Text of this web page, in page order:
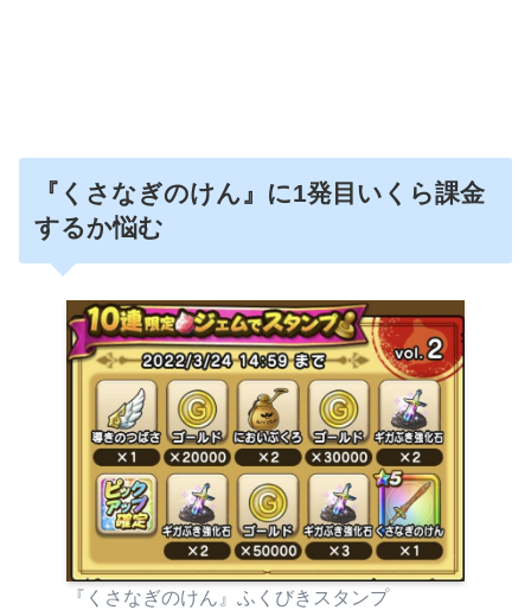
『くさなぎのけん』に1発目いくら課金
するか悩む
『くさなぎのけん』ふくびきスタンプ